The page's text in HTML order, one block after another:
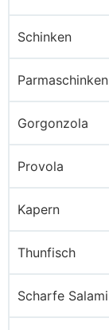
Schinken
Parmaschinken
Gorgonzola
Provola
Kapern
Thunfisch
Scharfe Salami